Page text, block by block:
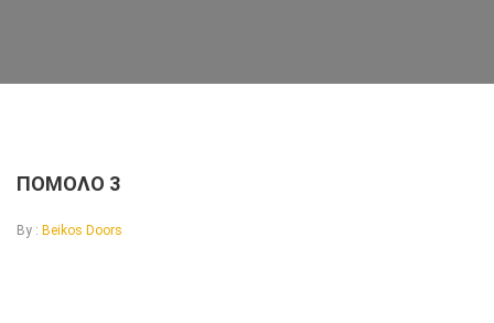
ΠΟΜΟΛΟ 3
By : Beikos Doors